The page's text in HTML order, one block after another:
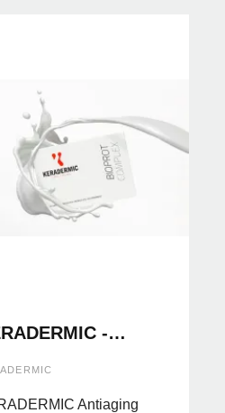
-
TU PIEL :
Antiaging